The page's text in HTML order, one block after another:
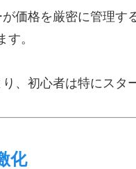
価格を厳密に管理す
。
、初心者は特にスタ
化